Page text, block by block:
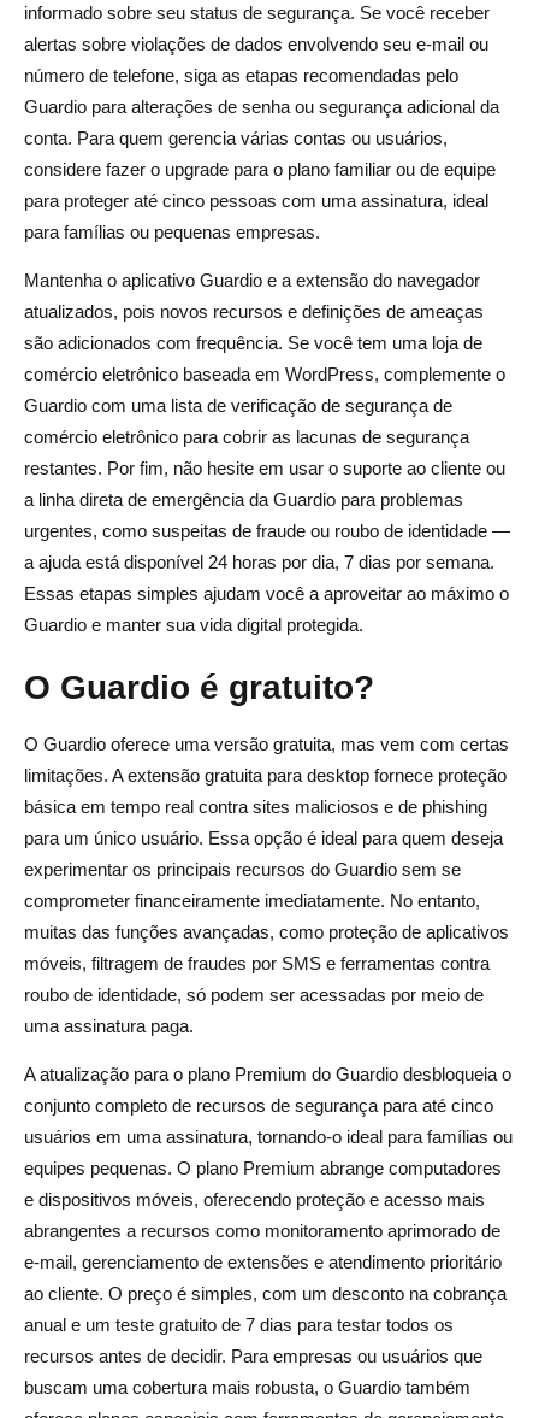
informado sobre seu status de segurança. Se você receber
alertas sobre violações de dados envolvendo seu e-mail ou
número de telefone, siga as etapas recomendadas pelo
Guardio para alterações de senha ou segurança adicional da
conta. Para quem gerencia várias contas ou usuários,
considere fazer o upgrade para o plano familiar ou de equipe
para proteger até cinco pessoas com uma assinatura, ideal
para famílias ou pequenas empresas.
Mantenha o aplicativo Guardio e a extensão do navegador
atualizados, pois novos recursos e definições de ameaças
são adicionados com frequência. Se você tem uma loja de
comércio eletrônico baseada em WordPress, complemente o
Guardio com uma lista de verificação de segurança de
comércio eletrônico para cobrir as lacunas de segurança
restantes. Por fim, não hesite em usar o suporte ao cliente ou
a linha direta de emergência da Guardio para problemas
urgentes, como suspeitas de fraude ou roubo de identidade —
a ajuda está disponível 24 horas por dia, 7 dias por semana.
Essas etapas simples ajudam você a aproveitar ao máximo o
Guardio e manter sua vida digital protegida.
O Guardio é gratuito?
O Guardio oferece uma versão gratuita, mas vem com certas
limitações. A extensão gratuita para desktop fornece proteção
básica em tempo real contra sites maliciosos e de phishing
para um único usuário. Essa opção é ideal para quem deseja
experimentar os principais recursos do Guardio sem se
comprometer financeiramente imediatamente. No entanto,
muitas das funções avançadas, como proteção de aplicativos
móveis, filtragem de fraudes por SMS e ferramentas contra
roubo de identidade, só podem ser acessadas por meio de
uma assinatura paga.
A atualização para o plano Premium do Guardio desbloqueia o
conjunto completo de recursos de segurança para até cinco
usuários em uma assinatura, tornando-o ideal para famílias ou
equipes pequenas. O plano Premium abrange computadores
e dispositivos móveis, oferecendo proteção e acesso mais
abrangentes a recursos como monitoramento aprimorado de
e-mail, gerenciamento de extensões e atendimento prioritário
ao cliente. O preço é simples, com um desconto na cobrança
anual e um teste gratuito de 7 dias para testar todos os
recursos antes de decidir. Para empresas ou usuários que
buscam uma cobertura mais robusta, o Guardio também